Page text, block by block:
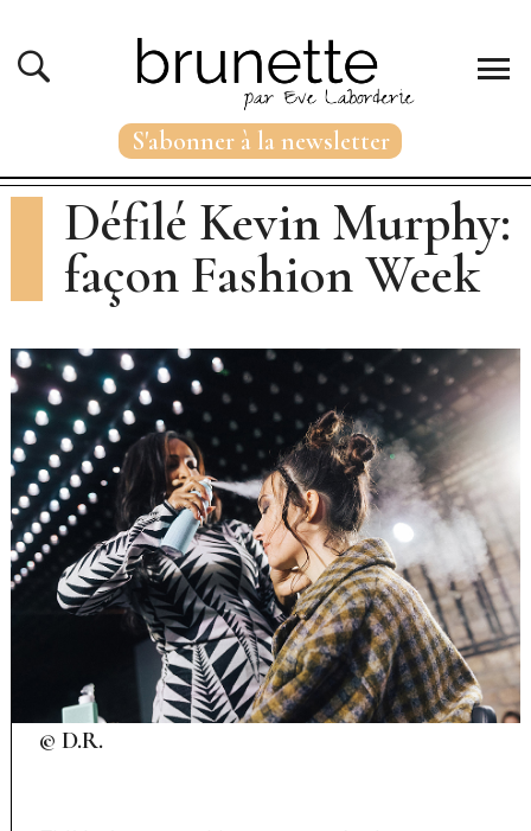
Défilé Kevin Murphy:
façon Fashion Week
© D.R.
S'abonner à la newsletter